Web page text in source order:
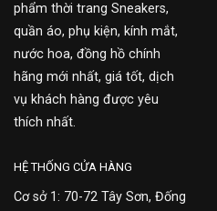
phẩm thời trang Sneakers,
quần áo, phụ kiện, kính mắt,
nước hoa, đồng hồ chính
hãng mới nhất, giá tốt, dịch
vụ khách hàng được yêu
thích nhất.
HỆ THỐNG CỬA HÀNG
Cơ sở 1: 70-72 Tây Sơn, Đống